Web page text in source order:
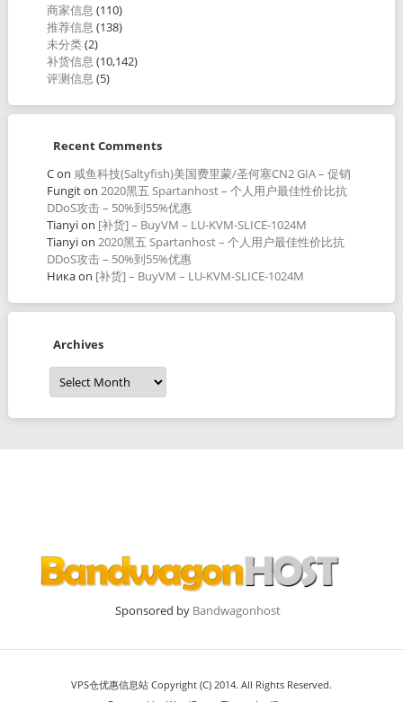
商家信息 (110)
推荐信息 (138)
未分类(2)
补货信息 (10,142)
评测信息 (5)
Recent Comments
Con 咸鱼科技(Saltyfish)美国费里蒙/圣何塞CN2 GIA – 促销
Fungiton 2020黑五 Spartanhost – 个人用户最佳性价比抗
DDoS攻击 – 50%到55%优惠
Tianyion [补货] – BuyVM – LU-KVM-SLICE-1024M
Tianyion 2020黑五 Spartanhost – 个人用户最佳性价比抗
DDoS攻击 – 50%到55%优惠
Никаon [补货] – BuyVM – LU-KVM-SLICE-1024M
Archives
Archives
Sponsored by Bandwagonhost
VPS仓优惠信息站 Copyright (C) 2014. All Rights Reserved.